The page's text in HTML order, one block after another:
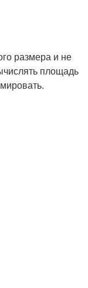
размера и не
площадь